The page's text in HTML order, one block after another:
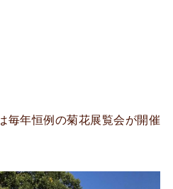
毎年恒例の菊花展覧会が開催